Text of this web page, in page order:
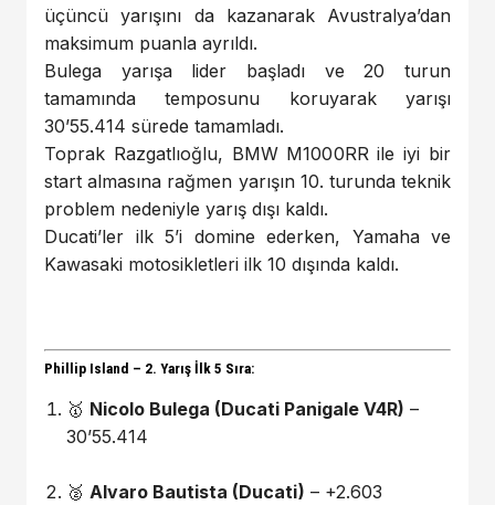
üçüncü yarışını da kazanarak Avustralya’dan
maksimum puanla ayrıldı.
Bulega yarışa lider başladı ve 20 turun
tamamında temposunu koruyarak yarışı
30’55.414 sürede tamamladı.
Toprak Razgatlıoğlu, BMW M1000RR ile iyi bir
start almasına rağmen yarışın 10. turunda teknik
problem nedeniyle yarış dışı kaldı.
Ducati’ler ilk 5’i domine ederken, Yamaha ve
Kawasaki motosikletleri ilk 10 dışında kaldı.
Phillip Island – 2. Yarış İlk 5 Sıra:
🥇 Nicolo Bulega (Ducati Panigale V4R) –
30’55.414
🥈 Alvaro Bautista (Ducati) – +2.603